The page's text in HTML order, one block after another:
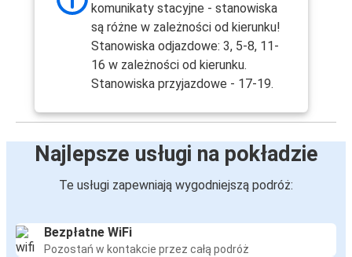
komunikaty stacyjne - stanowiska
są różne w zależności od kierunku!
Stanowiska odjazdowe: 3, 5-8, 11-
16 w zależności od kierunku.
Stanowiska przyjazdowe - 17-19.
Najlepsze usługi na pokładzie
Te usługi zapewniają wygodniejszą podróż:
Bezpłatne WiFi
Pozostań w kontakcie przez całą podróż